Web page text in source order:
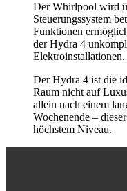
Der Whirlpool wird
Steuerungssystem
Funktionen
der Hydra 4
Elektroinstallationen.
Der Hydra 4 ist die
Raum nicht auf
allein nach einem
Wochenende –
höchstem Niveau.